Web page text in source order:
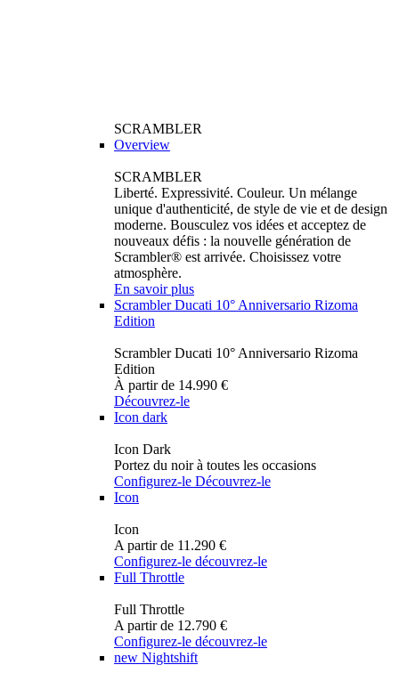
SCRAMBLER
Overview
SCRAMBLER
Liberté. Expressivité. Couleur. Un mélange
unique d'authenticité, de style de vie et de design
moderne. Bousculez vos idées et acceptez de
nouveaux défis : la nouvelle génération de
Scrambler® est arrivée. Choisissez votre
atmosphère.
En savoir plus
Scrambler Ducati 10° Anniversario Rizoma
Edition
Scrambler Ducati 10° Anniversario Rizoma
Edition
À partir de 14.990 €
Découvrez-le
Icon dark
Icon Dark
Portez du noir à toutes les occasions
Configurez-le Découvrez-le
Icon
Icon
A partir de 11.290 €
Configurez-le découvrez-le
Full Throttle
Full Throttle
A partir de 12.790 €
Configurez-le découvrez-le
new Nightshift